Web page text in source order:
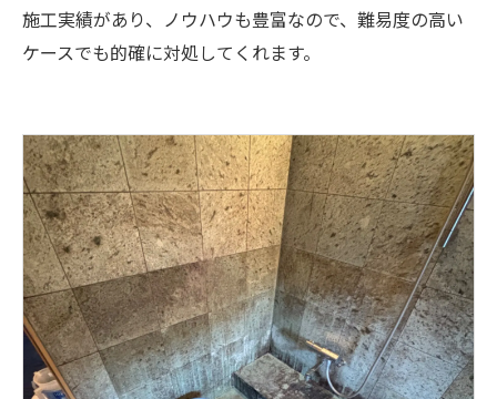
施工実績があり、ノウハウも豊富なので、難易度の高い
ケースでも的確に対処してくれます。